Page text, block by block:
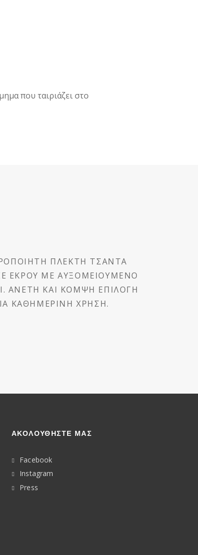
που ταιριάζει στο
ΏΜΟΥ ΕΚΡΟΎ ΜΕ
DKUNIQUE
DK1010
€98,00 (ΜΕ ΦΠΑ)
ΑΚΟΛΟΥΘΉΣΤΕ ΜΑΣ
Facebook
Instagram
Press